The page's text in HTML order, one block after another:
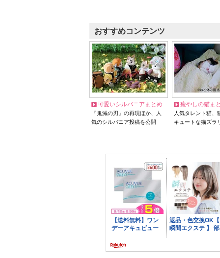
おすすめコンテンツ
可愛いシルバニアまとめ
『鬼滅の刃』の再現ほか、人
気のシルバニア投稿を公開
癒やしの猫ま
人気タレント猫
キュートな猫ズラ